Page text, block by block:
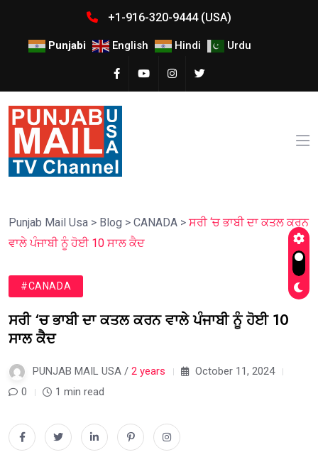
+1-916-320-9444 (USA)
Punjabi English Hindi Urdu
Punjab Mail Usa > Blog > CANADA > ਸਰੀ ‘ਚ ਭਾਬੀ ਦਾ ਕਤਲ ਕਰਨ
ਵਾਲੇ ਪੰਜਾਬੀ ਨੂੰ ਹੋਈ 10 ਸਾਲ ਕੈਦ
#CANADA
ਸਰੀ ‘ਚ ਭਾਬੀ ਦਾ ਕਤਲ ਕਰਨ ਵਾਲੇ ਪੰਜਾਬੀ ਨੂੰ ਹੋਈ 10
ਸਾਲ ਕੈਦ
PUNJAB MAIL USA / 2 years
October 11, 2024
0
1 min read